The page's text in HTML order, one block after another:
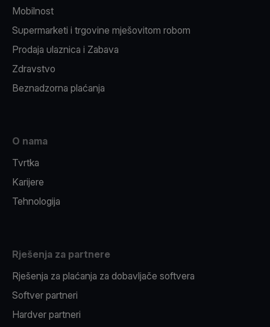
Mobilnost
Supermarketi i trgovine mješovitom robom
Prodaja ulaznica i Zabava
Zdravstvo
Beznadzorna plaćanja
O nama
Tvrtka
Karijere
Tehnologija
Rješenja za partnere
Rješenja za plaćanja za dobavljače softvera
Softver partneri
Hardver partneri